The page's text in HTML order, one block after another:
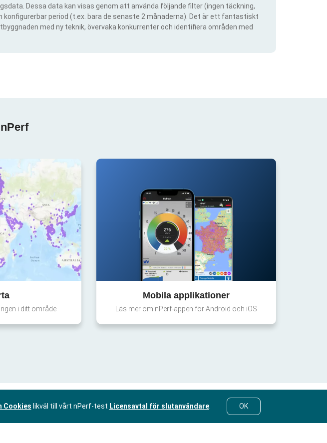
Dessa data kan visas genom att använda följande filter (ingen täckning,
konfigurerbar period (t.ex. bara de senaste 2 månaderna). Det är ett fantastiskt
med ny teknik, övervaka konkurrenter och identifiera områden med
i ditt område
Mobila applikationer
Läs mer om nPerf-appen för Android och iOS
Cookies likväl till vårt nPerf-test Licensavtal för slutanvändare. OK